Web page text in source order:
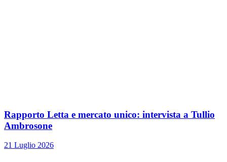
Rapporto Letta e mercato unico: intervista a Tullio
Ambrosone
21 Luglio 2026